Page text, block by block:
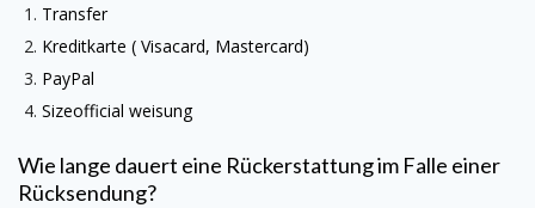
Transfer
Kreditkarte ( Visacard, Mastercard)
PayPal
Sizeofficial weisung
Wie lange dauert eine Rückerstattung im Falle einer
Rücksendung?